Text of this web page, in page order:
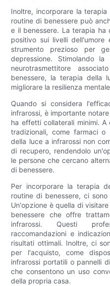
Inoltre, incorporare la
routine di benessere può
e il benessere. La terapia
positivo sui livelli dell'umore
strumento prezioso per
depressione. Stimolando
neurotrasmettitore
benessere, la terapia della
migliorare la resilienza
Quando si considera
infrarossi, è importante
ha effetti collaterali minimi.
tradizionali, come farmaci
della luce a infrarossi non
di recupero, rendendolo
le persone che cercano
di benessere.
Per incorporare la terapia
routine di benessere, ci
Un'opzione è quella di
benessere che offre
infrarossi. Questi
raccomandazioni e
risultati ottimali. Inoltre, ci
per l'acquisto, come
infrarossi portatili o pannelli
che consentono un uso
della propria casa.